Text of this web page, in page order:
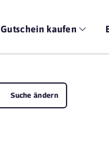
Gutschein kaufen
Suche ändern